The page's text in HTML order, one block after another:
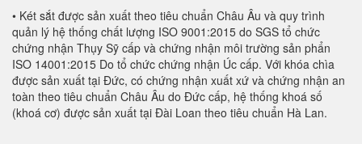
• Két sắt được sản xuất theo tiêu chuẩn Châu Âu và quy trình
quản lý hệ thống chất lượng ISO 9001:2015 do SGS tổ chức
chứng nhận Thụy Sỹ cấp và chứng nhận môi trường sản phẩn
ISO 14001:2015 Do tổ chức chứng nhận Úc cấp. Với khóa chìa
được sản xuất tại Đức, có chứng nhận xuất xứ và chứng nhận an
toàn theo tiêu chuẩn Châu Âu do Đức cấp, hệ thống khoá số
(khoá cơ) được sản xuất tại Đài Loan theo tiêu chuẩn Hà Lan.